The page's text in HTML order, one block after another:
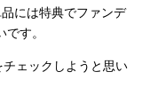
には特典でファンデ
す。
ェックしようと思い